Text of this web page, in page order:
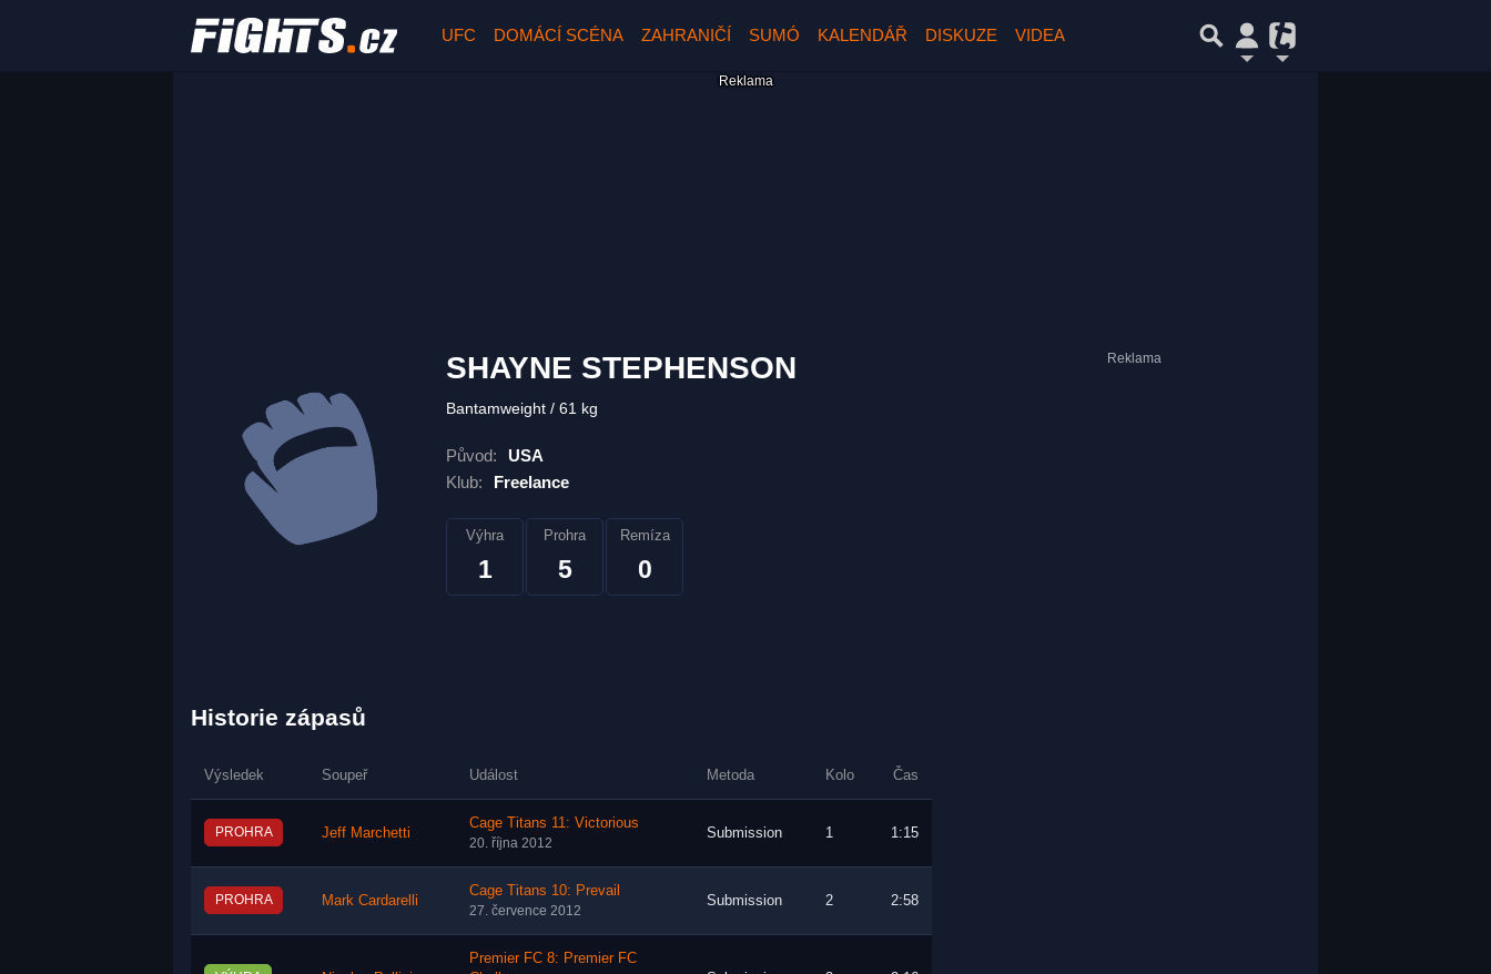
UFC DOMÁCÍ SCÉNA ZAHRANIČÍ SUMÓ KALENDÁŘ DISKUZE VIDEA
SHAYNE STEPHENSON
Bantamweight 61 kg
Původ:
USA
Klub:
Freelance
Výhra
1
Prohra
5
Remíza
0
Historie zápasů
Výsledek Soupeř Událost Metoda Kolo Čas
PROHRA Jeff Marchetti
Cage Titans 11: Victorious
20. října 2012
Submission 1 1:15
PROHRA Mark Cardarelli
Cage Titans 10: Prevail
27. července 2012
Submission 2 2:58
Premier FC 8: Premier FC